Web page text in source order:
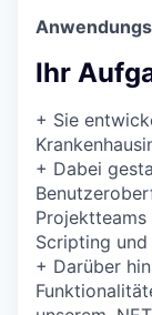
Ihr
+ Sie
+ Dabei
Projektteams
Scripting
+ Darüber